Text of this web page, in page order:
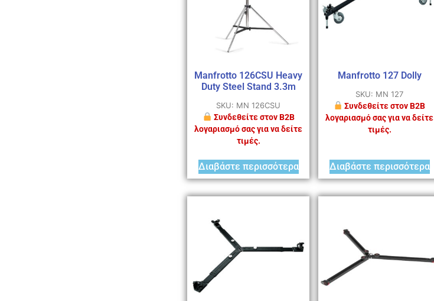
Manfrotto 126CSU Heavy
Duty Steel Stand 3.3m
SKU: MN 126CSU
Συνδεθείτε στον B2B
λογαριασμό σας για να δείτε
τιμές.
Διαβάστε περισσότερα
Manfrotto 127 Dolly
SKU: MN 127
Συνδεθείτε στον B2B
λογαριασμό σας για να δείτε
τιμές.
Διαβάστε περισσότερα